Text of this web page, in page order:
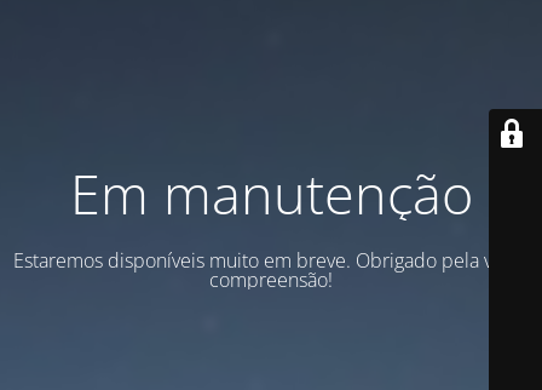
Em manutenção
Estaremos disponíveis muito em breve. Obrigado pela vossa
compreensão!